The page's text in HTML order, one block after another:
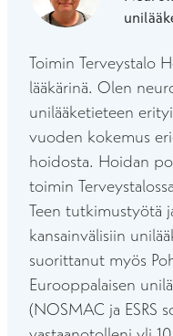
Toimin Terveystalo
lääkärinä. Olen
unilääketieteen
vuoden kokemus
hoidosta. Hoidan
toimin
Teen tutkimustyötä
kansainvälisiin
suorittanut myös
Eurooppalaisen
(NOSMAC ja ESRS